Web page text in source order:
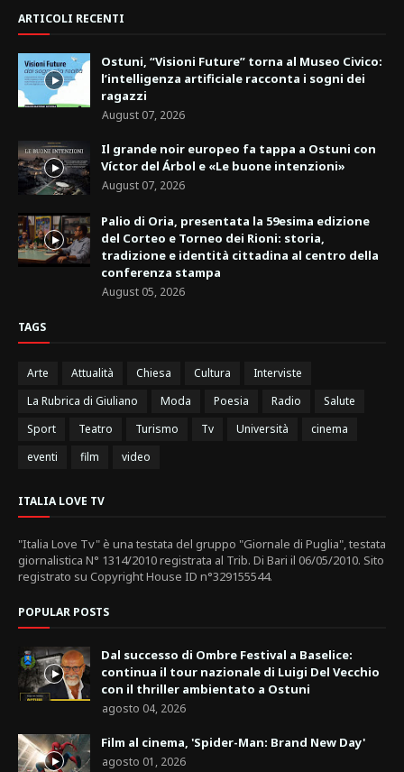
ARTICOLI RECENTI
Ostuni, “Visioni Future” torna al Museo Civico:
l’intelligenza artificiale racconta i sogni dei
ragazzi
August 07, 2026
Il grande noir europeo fa tappa a Ostuni con
Víctor del Árbol e «Le buone intenzioni»
August 07, 2026
Palio di Oria, presentata la 59esima edizione
del Corteo e Torneo dei Rioni: storia,
tradizione e identità cittadina al centro della
conferenza stampa
August 05, 2026
TAGS
Arte Attualità Chiesa Cultura
Interviste
La Rubrica di Giuliano
Moda Poesia Radio
Salute
Sport
Teatro Turismo Tv Università
cinema
eventi
film video
ITALIA LOVE TV
"Italia Love Tv" è una testata del gruppo "Giornale di Puglia", testata
giornalistica N° 1314/2010 registrata al Trib. Di Bari il 06/05/2010. Sito
registrato su Copyright House ID n°329155544.
POPULAR POSTS
Dal successo di Ombre Festival a Baselice:
continua il tour nazionale di Luigi Del Vecchio
con il thriller ambientato a Ostuni
agosto 04, 2026
Film al cinema, 'Spider-Man: Brand New Day'
agosto 01, 2026